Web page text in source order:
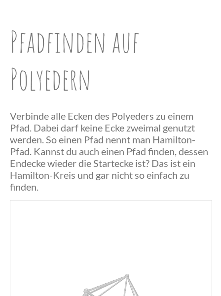
Pfadfinden auf
Polyedern
Verbinde alle Ecken des Polyeders zu einem
Pfad. Dabei darf keine Ecke zweimal genutzt
werden. So einen Pfad nennt man Hamilton-
Pfad. Kannst du auch einen Pfad finden, dessen
Endecke wieder die Startecke ist? Das ist ein
Hamilton-Kreis und gar nicht so einfach zu
finden.
Glückwunsch,
Herzlichen
Glückwunsch,